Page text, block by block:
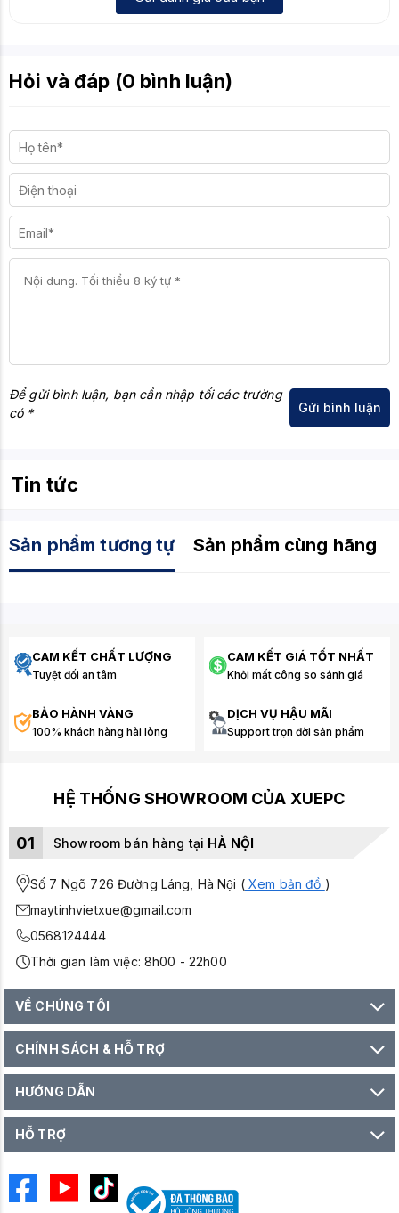
Hỏi và đáp (0 bình luận)
Để gửi bình luận, bạn cần nhập tối các trường
có *
Tin tức
Sản phẩm tương tự Sản phẩm cùng hãng
CAM KẾT CHẤT LƯỢNG
Tuyệt đối an tâm
CAM KẾT GIÁ TỐT NHẤT
Khỏi mất công so sánh giá
BẢO HÀNH VÀNG
100% khách hàng hài lòng
DỊCH VỤ HẬU MÃI
Support trọn đời sản phẩm
HỆ THỐNG SHOWROOM CỦA XUEPC
01 Showroom bán hàng tại HÀ NỘI
Số 7 Ngõ 726 Đường Láng, Hà Nội (Xem bản đồ )
maytinhvietxue@gmail.com
0568124444
Thời gian làm việc: 8h00 - 22h00
VỀ CHÚNG TÔI
CHÍNH SÁCH & HỖ TRỢ
HƯỚNG DẪN
HỖ TRỢ